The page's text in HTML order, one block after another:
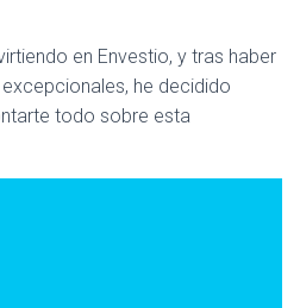
en Envestio, y tras haber
he decidido
todo sobre esta